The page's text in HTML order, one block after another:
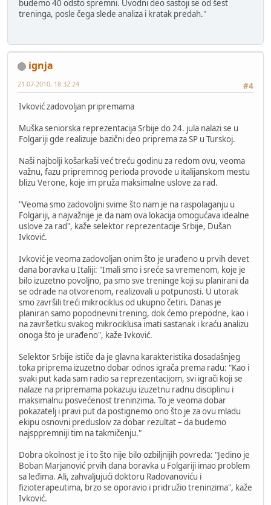
budemo 40 odsto spremni. Uvodni deo sastoji se od šest
treninga, posle čega slede analiza i kratak predah."
ignja
#4
21-07-2010, 18:32:24
Ivković zadovoljan pripremama
Muška seniorska reprezentacija Srbije do 24. jula nalazi se u
Folgariji gde realizuje bazični deo priprema za SP u Turskoj.
Naši najbolji košarkaši već treću godinu za redom ovu, veoma
važnu, fazu pripremnog perioda provode u italijanskom mestu
blizu Verone, koje im pruža maksimalne uslove za rad.
"Veoma smo zadovoljni svime što nam je na raspolaganju u
Folgariji, a najvažnije je da nam ova lokacija omogućava idealne
uslove za rad", kaže selektor reprezentacije Srbije, Dušan
Ivković.
Ivković je veoma zadovoljan onim što je urađeno u prvih devet
dana boravka u Italiji: "Imali smo i sreće sa vremenom, koje je
bilo izuzetno povoljno, pa smo sve treninge koji su planirani da
se odrade na otvorenom, realizovali u potpunosti. U utorak
smo završili treći mikrociklus od ukupno četiri. Danas je
planiran samo popodnevni trening, dok ćemo prepodne, kao i
na završetku svakog mikrociklusa imati sastanak i kraću analizu
onoga što je urađeno", kaže Ivković.
Selektor Srbije ističe da je glavna karakteristika dosadašnjeg
toka priprema izuzetno dobar odnos igrača prema radu: "Kao i
svaki put kada sam radio sa reprezentacijom, svi igrači koji se
nalaze na pripremama pokazuju izuzetnu radnu disciplinu i
maksimalnu posvećenost treninzima. To je veoma dobar
pokazatelj i pravi put da postignemo ono što je za ovu mladu
ekipu osnovni predusloiv za dobar rezultat – da budemo
najsppremniji tim na takmičenju."
Dobra okolnost je i to što nije bilo ozbiljnijih povreda: "Jedino je
Boban Marjanović prvih dana boravka u Folgariji imao problem
sa leđima. Ali, zahvaljujući doktoru Radovanoviću i
fizioterapeutima, brzo se oporavio i pridružio treninzima", kaže
Ivković.